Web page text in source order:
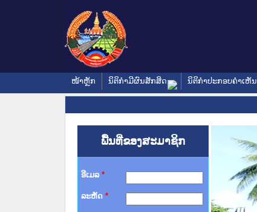
ໜ້າຫຼັກ ນິຕິກໍາມີຜົນສັກສິດ ນິຕິກໍາປະກອບຄໍາເຫັນ
ພື້ນທີ່ຂອງສະມາຊິກ
ອີເມລ *
ລະຫັດ *